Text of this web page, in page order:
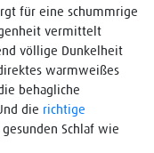
für eine schummrige
vermittelt
völlige Dunkelheit
warmweißes
behagliche
die richtige
Schlaf wie